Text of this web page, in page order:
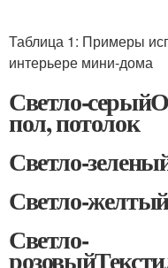
Таблица 1: Примеры
интерьере мини-дома
Светло-
пол, потолок
Светло-
Светло-
Светло-